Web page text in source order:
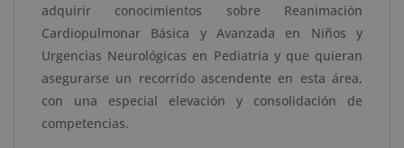
Urgencias
Neurológicas
Pediatría
adquirir conocimientos sobre Reanimación
Cardiopulmonar Básica y Avanzada en Niños y
Urgencias Neurológicas en Pediatría y que quieran
asegurarse un recorrido ascendente en esta área,
con una especial elevación y consolidación de
competencias.